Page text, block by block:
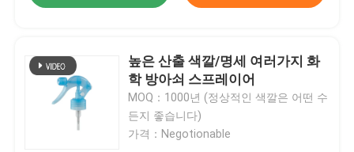
높은 산출 색깔/명세 여러가지 화
학 방아쇠 스프레이어
MOQ：1000년 (정상적인 색깔은 어떤 수
든지 좋습니다)
가격：Negotionable